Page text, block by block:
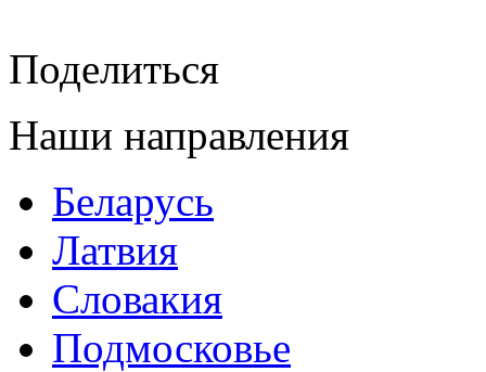
Поделиться
Наши направления
Беларусь
Латвия
Словакия
Подмосковье